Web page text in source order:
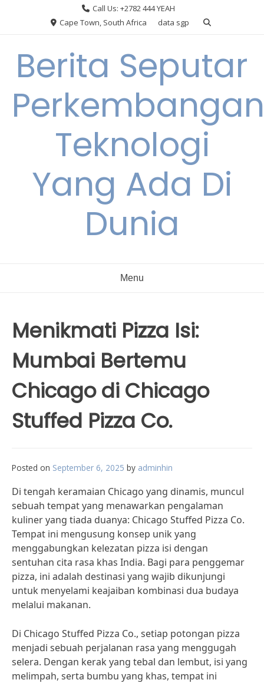
Call Us: +2782 444 YEAH
Cape Town, South Africa
data sgp
Berita Seputar
Perkembangan
Teknologi
Yang Ada Di
Dunia
Menu
Menikmati Pizza Isi:
Mumbai Bertemu
Chicago di Chicago
Stuffed Pizza Co.
Posted on September 6, 2025 by adminhin
Di tengah keramaian Chicago yang dinamis, muncul
sebuah tempat yang menawarkan pengalaman
kuliner yang tiada duanya: Chicago Stuffed Pizza Co.
Tempat ini mengusung konsep unik yang
menggabungkan kelezatan pizza isi dengan
sentuhan cita rasa khas India. Bagi para penggemar
pizza, ini adalah destinasi yang wajib dikunjungi
untuk menyelami keajaiban kombinasi dua budaya
melalui makanan.
Di Chicago Stuffed Pizza Co., setiap potongan pizza
menjadi sebuah perjalanan rasa yang menggugah
selera. Dengan kerak yang tebal dan lembut, isi yang
melimpah, serta bumbu yang khas, tempat ini